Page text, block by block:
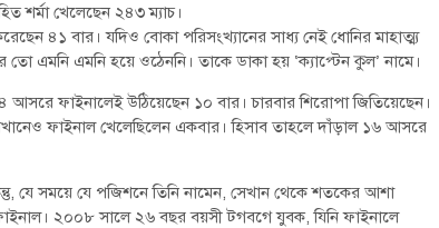
শর্মা খেলেছেন ২৪৩ ম্যাচ।
৪১ বার। যদিও বোকা পরিসংখ্যানের সাধ্য নেই ধোনির মাহাত্ম্য
তো এমনি এমনি হয়ে ওঠেননি। তাকে ডাকা হয় ‘ক্যাপ্টেন কুল’ নামে।
আসরে ফাইনালেই উঠিয়েছেন ১০ বার। চারবার শিরোপা জিতিয়েছেন।
ফাইনাল খেলেছিলেন একবার। হিসাব তাহলে দাঁড়াল ১৬ আসরে
যে সময়ে যে পজিশনে তিনি নামেন, সেখান থেকে শতকের আশা
২০০৮ সালে ২৬ বছর বয়সী টগবগে যুবক, যিনি ফাইনালে